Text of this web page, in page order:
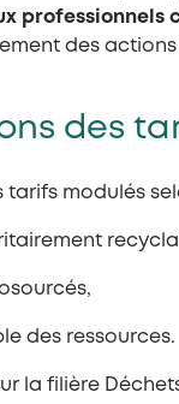
professionnels
des
des
tarifs modulés
des ressources.
la filière